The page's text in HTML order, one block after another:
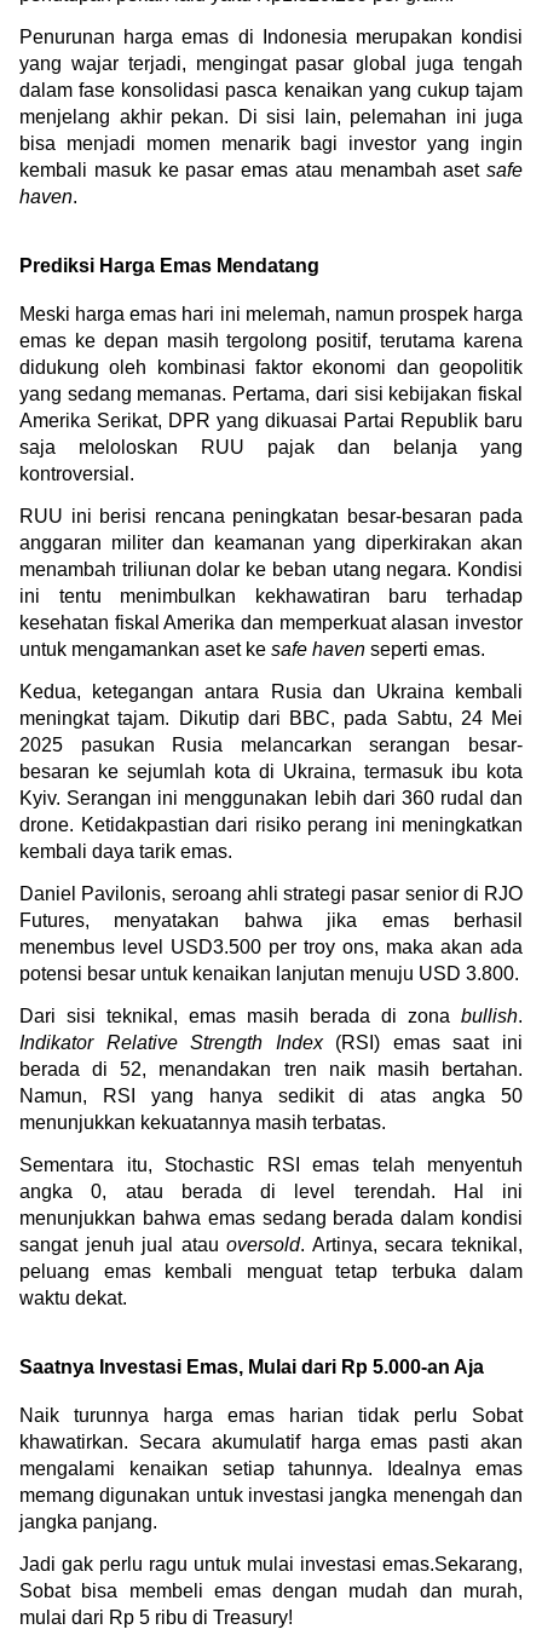
Penurunan harga emas di Indonesia merupakan kondisi
yang wajar terjadi, mengingat pasar global juga tengah
dalam fase konsolidasi pasca kenaikan yang cukup tajam
menjelang akhir pekan. Di sisi lain, pelemahan ini juga
bisa menjadi momen menarik bagi investor yang ingin
kembali masuk ke pasar emas atau menambah aset safe
haven.
Prediksi Harga Emas Mendatang
Meski harga emas hari ini melemah, namun prospek harga
emas ke depan masih tergolong positif, terutama karena
didukung oleh kombinasi faktor ekonomi dan geopolitik
yang sedang memanas. Pertama, dari sisi kebijakan fiskal
Amerika Serikat, DPR yang dikuasai Partai Republik baru
saja meloloskan RUU pajak dan belanja yang
kontroversial.
RUU ini berisi rencana peningkatan besar-besaran pada
anggaran militer dan keamanan yang diperkirakan akan
menambah triliunan dolar ke beban utang negara. Kondisi
ini tentu menimbulkan kekhawatiran baru terhadap
kesehatan fiskal Amerika dan memperkuat alasan investor
untuk mengamankan aset ke safe haven seperti emas.
Kedua, ketegangan antara Rusia dan Ukraina kembali
meningkat tajam. Dikutip dari BBC, pada Sabtu, 24 Mei
2025 pasukan Rusia melancarkan serangan besar-
besaran ke sejumlah kota di Ukraina, termasuk ibu kota
Kyiv. Serangan ini menggunakan lebih dari 360 rudal dan
drone. Ketidakpastian dari risiko perang ini meningkatkan
kembali daya tarik emas.
Daniel Pavilonis, seroang ahli strategi pasar senior di RJO
Futures, menyatakan bahwa jika emas berhasil
menembus level USD3.500 per troy ons, maka akan ada
potensi besar untuk kenaikan lanjutan menuju USD 3.800.
Dari sisi teknikal, emas masih berada di zona bullish
Indikator Relative Strength Index (RSI) emas saat ini
berada di 52, menandakan tren naik masih bertahan.
Namun, RSI yang hanya sedikit di atas angka 50
menunjukkan kekuatannya masih terbatas.
Sementara itu, Stochastic RSI emas telah menyentuh
angka 0, atau berada di level terendah. Hal ini
menunjukkan bahwa emas sedang berada dalam kondisi
sangat jenuh jual atau oversold. Artinya, secara teknikal,
peluang emas kembali menguat tetap terbuka dalam
waktu dekat.
Saatnya Investasi Emas, Mulai dari Rp 5.000-an Aja
Naik turunnya harga emas harian tidak perlu Sobat
khawatirkan. Secara akumulatif harga emas pasti akan
mengalami kenaikan setiap tahunnya. Idealnya emas
memang digunakan untuk investasi jangka menengah dan
jangka panjang.
Jadi gak perlu ragu untuk mulai investasi emas.Sekarang,
Sobat bisa membeli emas dengan mudah dan murah,
mulai dari Rp 5 ribu di Treasury!